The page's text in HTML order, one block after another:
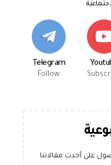
Telegram
Follow
على أحدث مقالاتنا